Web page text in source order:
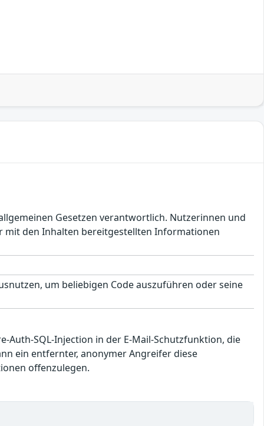
Gesetzen verantwortlich. Nutzerinnen und
mit den Inhalten bereitgestellten Informationen
um beliebigen Code auszuführen oder seine
Auth-SQL-Injection in der E-Mail-Schutzfunktion, die
ein entfernter, anonymer Angreifer diese
offenzulegen.